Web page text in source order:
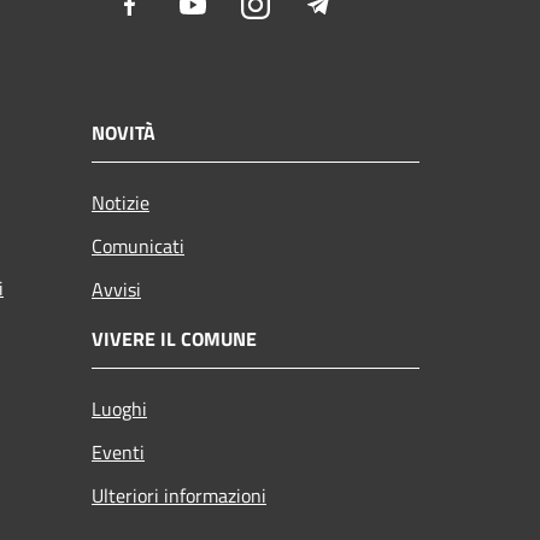
NOVITÀ
Notizie
Comunicati
Avvisi
VIVERE IL COMUNE
Luoghi
Eventi
Ulteriori informazioni